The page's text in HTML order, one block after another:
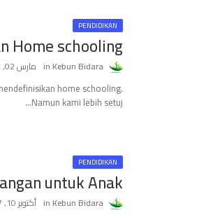
PENDIDIKAN
Home schooling
Kebun Bidara مارس 02, 2018
home schooling.
Namun kami lebih setuj…
PENDIDIKAN
untuk Anak.
Kebun Bidara أكتوبر 10, 2017